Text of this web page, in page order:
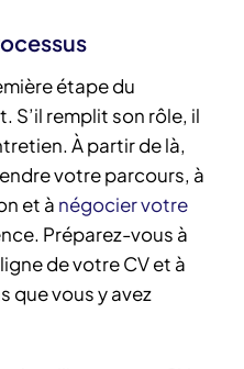
étape du
S’il remplit son rôle, il
À partir de là,
votre parcours, à
et à négocier votre
Préparez-vous à
de votre CV et à
que vous y avez